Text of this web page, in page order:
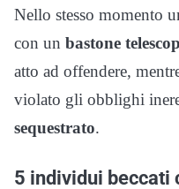
Nello stesso momento
con un bastone
atto ad offendere,
violato gli obblighi
sequestrato.
5 individui beccati